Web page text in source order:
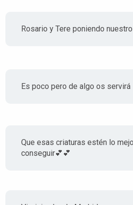
Rosario y Tere poniendo
Es poco pero de algo os servirá
Que esas criaturas estén lo
conseguir💕💕